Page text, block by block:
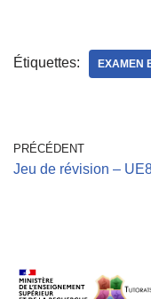
Étiquettes: EXAMEN
PRÉCÉDENT
Jeu de révision –